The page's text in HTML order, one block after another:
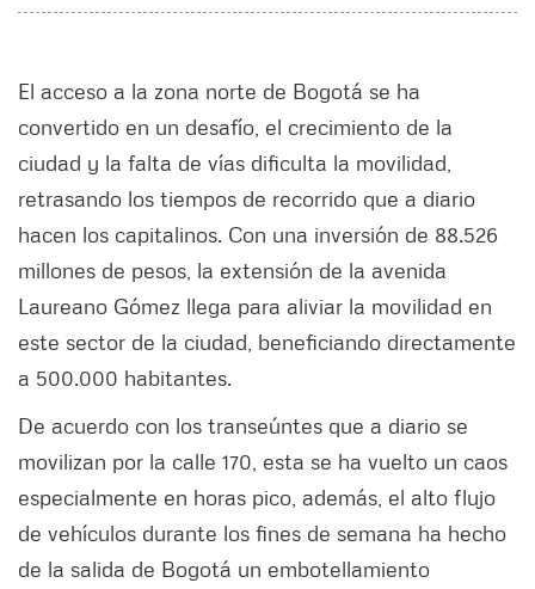
El acceso a la zona norte de Bogotá se ha
convertido en un desafío, el crecimiento de la
ciudad y la falta de vías dificulta la movilidad,
retrasando los tiempos de recorrido que a diario
hacen los capitalinos. Con una inversión de 88.526
millones de pesos, la extensión de la avenida
Laureano Gómez llega para aliviar la movilidad en
este sector de la ciudad, beneficiando directamente
a 500.000 habitantes.
De acuerdo con los transeúntes que a diario se
movilizan por la calle 170, esta se ha vuelto un caos
especialmente en horas pico, además, el alto flujo
de vehículos durante los fines de semana ha hecho
de la salida de Bogotá un embotellamiento